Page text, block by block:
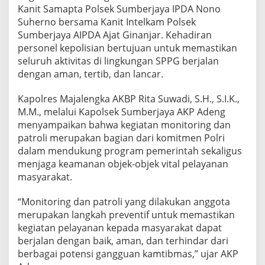
Kanit Samapta Polsek Sumberjaya IPDA Nono
Suherno bersama Kanit Intelkam Polsek
Sumberjaya AIPDA Ajat Ginanjar. Kehadiran
personel kepolisian bertujuan untuk memastikan
seluruh aktivitas di lingkungan SPPG berjalan
dengan aman, tertib, dan lancar.
Kapolres Majalengka AKBP Rita Suwadi, S.H., S.I.K.,
M.M., melalui Kapolsek Sumberjaya AKP Adeng
menyampaikan bahwa kegiatan monitoring dan
patroli merupakan bagian dari komitmen Polri
dalam mendukung program pemerintah sekaligus
menjaga keamanan objek-objek vital pelayanan
masyarakat.
“Monitoring dan patroli yang dilakukan anggota
merupakan langkah preventif untuk memastikan
kegiatan pelayanan kepada masyarakat dapat
berjalan dengan baik, aman, dan terhindar dari
berbagai potensi gangguan kamtibmas,” ujar AKP